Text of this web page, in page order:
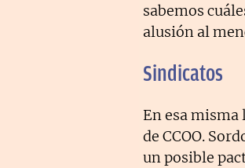
sabemos
alusión al
Sindicatos
En esa
de CCOO.
un posible